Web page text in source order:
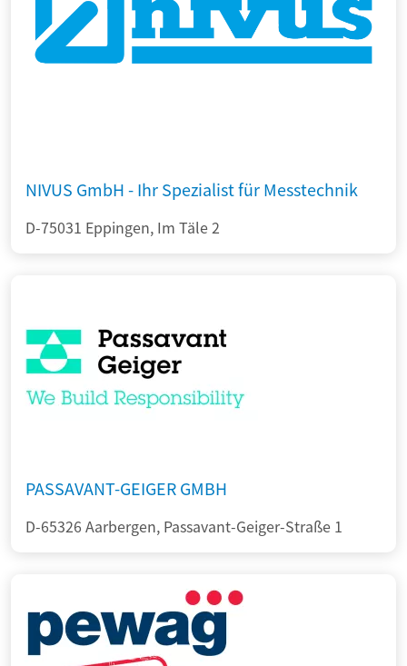
NIVUS GmbH - Ihr Spezialist für Messtechnik
D-75031 Eppingen, Im Täle 2
PASSAVANT-GEIGER GMBH
D-65326 Aarbergen, Passavant-Geiger-Straße 1